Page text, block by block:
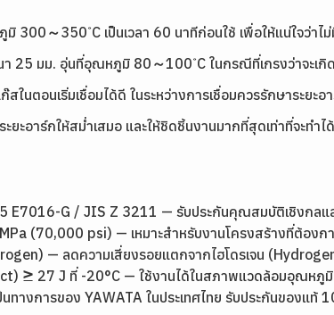
300～350 ํC เป็นเวลา 60 นาทีก่อนใช้ เพื่อให้แน่ใจว่า
25 มม. อุ่นที่อุณหภูมิ 80～100 ํC ในกรณีที่เกรงว่าจะเกิ
นตอนเริ่มเชื่อมได้ดี ในระหว่างการเชื่อมควรรักษาระยะ
ยะอาร์กให้สม่ำเสมอ และให้ชิดชิ้นงานมากที่สุดเท่าที่จะทำได้
E7016-G / JIS Z 3211 — รับประกันคุณสมบัติเชิงกลแ
(70,000 psi) — เหมาะสำหรับงานโครงสร้างที่ต้องก
— ลดความเสี่ยงรอยแตกจากไฮโดรเจน
≥ 27 J ที่ -20°C — ใช้งานได้ในสภาพแวดล้อมอุณหภู
ทางการของ YAWATA ในประเทศไทย รับประกันของแ